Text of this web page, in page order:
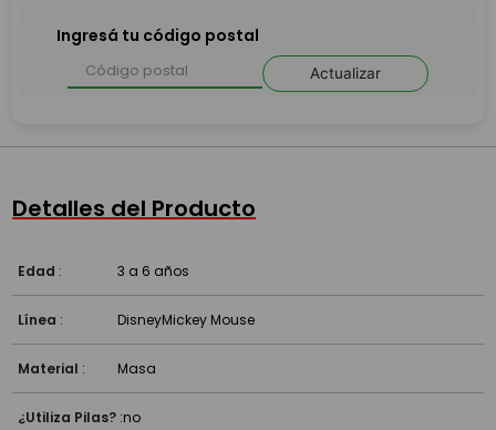
Ingresá tu código postal
Actualizar
Detalles del Producto
Edad : 3 a 6 años
Línea : DisneyMickey Mouse
Material : Masa
¿Utiliza Pilas? :no